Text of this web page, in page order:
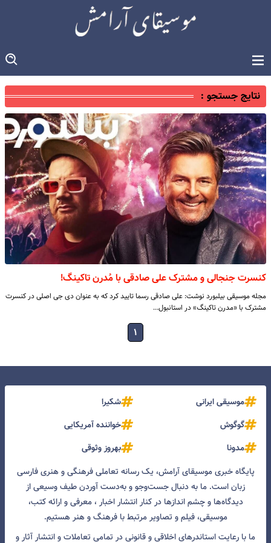
نتایج جستجو :
کنسرت جنجالی و مشترک علی صادقی با مُدرن تاکینگ!
مجله موسیقی بیلبورد نوشت: علی صادقی رسما تایید کرد که به عنوان دی جی اصلی در کنسرت
مشترک با «مدرن تاکینگ» در استانبول…
۱
موسیقی ایرانی
شکیرا
گوگوش
خواننده آمریکایی
مدونا
بهروز وثوقی
پایگاه خبری موسیقای آرامش، یک رسانه تعاملی فرهنگی و هنری فارسی
زبان است. ما به دنبال جست‌و‌جو و به‌دست آوردن طیف وسیعی از
دیدگاه‌ها و چشم انداز‌ها در کنار انتشار اخبار ، معرفی و ارائه کتب،
موسیقی، فیلم و تصاویر مرتبط با فرهنگ و هنر هستیم.
ما با رعایت استاندرهای اخلاقی و قانونی در تمامی تعاملات و انتشار آثار و